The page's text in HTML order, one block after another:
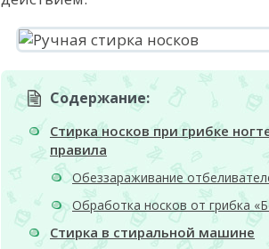
Содержание:
Стирка носков при грибке
правила
Обеззараживание
Обработка носков от грибка
Стирка в стиральной машине